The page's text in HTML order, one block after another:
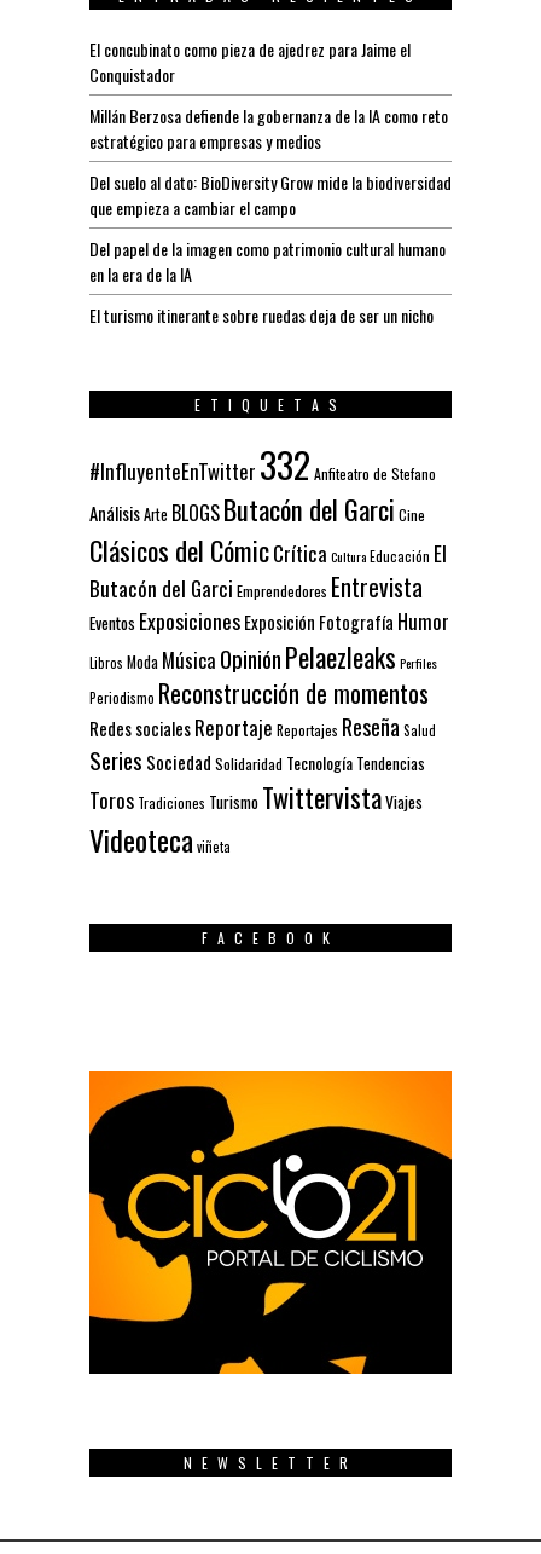
El concubinato como pieza de ajedrez para Jaime el
Conquistador
Millán Berzosa defiende la gobernanza de la IA como reto
estratégico para empresas y medios
Del suelo al dato: BioDiversity Grow mide la biodiversidad
que empieza a cambiar el campo
Del papel de la imagen como patrimonio cultural humano
en la era de la IA
El turismo itinerante sobre ruedas deja de ser un nicho
ETIQUETAS
#InfluyenteEnTwitter 332 Anfiteatro de Stefano
AnálisisArte BLOGSButacón del Garci Cine
Clásicos del CómicCrítica CulturaEducación El
Butacón del Garci Emprendedores Entrevista
Eventos ExposicionesExposición Fotografía Humor
Libros Moda Música OpiniónPelaezleaks Perfiles
Periodismo Reconstrucción de momentos
Redes socialesReportaje Reportajes Reseña Salud
Series Sociedad Solidaridad Tecnología Tendencias
Toros Tradiciones Turismo TwittervistaViajes
Videoteca viñeta
FACEBOOK
NEWSLETTER